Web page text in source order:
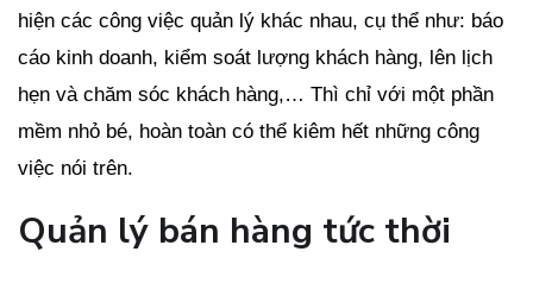
hiện các công việc quản lý khác nhau, cụ thể như: báo
cáo kinh doanh, kiểm soát lượng khách hàng, lên lịch
hẹn và chăm sóc khách hàng,… Thì chỉ với một phần
mềm nhỏ bé, hoàn toàn có thể kiêm hết những công
việc nói trên.
Quản lý bán hàng tức thời